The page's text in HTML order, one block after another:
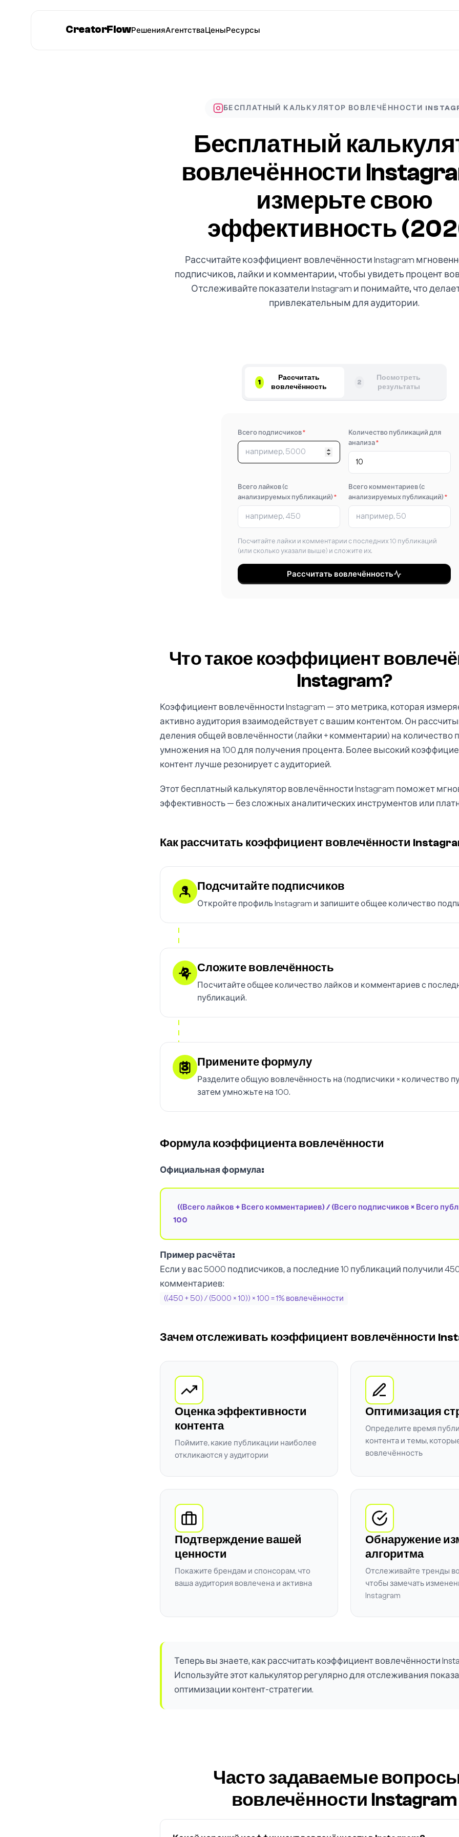
CreatorFlowРешенияАгентстваЦеныРесурсы
БЕСПЛАТНЫЙ КАЛЬКУЛЯТОР ВОВЛЕЧЁННОСТИ
Бесплатный
вовлечённости
измерьте свою
эффективность
Рассчитайте коэффициент вовлечённости Instagram
подписчиков, лайки и комментарии, чтобы увидеть процент
Отслеживайте показатели Instagram и понимайте, что
привлекательным для аудитории.
1
Рассчитать
вовлечённость
2
Посмотреть
результаты
Всего подписчиков*
Количество публикаций для
анализа*
Всего лайков (с
анализируемых публикаций) *
Всего комментариев (с
анализируемых публикаций) *
Посчитайте лайки и комментарии с последних 10 публикаций
(или сколько указали выше) и сложите их.
Рассчитать вовлечённость
Что такое коэффициент
Instagram?
Коэффициент вовлечённости Instagram — это метрика, которая
активно аудитория взаимодействует с вашим контентом. Он
деления общей вовлечённости (лайки + комментарии) на количество
умножения на 100 для получения процента. Более высокий
контент лучше резонирует с аудиторией.
Этот бесплатный калькулятор вовлечённости Instagram поможет
эффективность — без сложных аналитических инструментов или
Как рассчитать коэффициент вовлечённости
1 Подсчитайте подписчиков
Откройте профиль Instagram и запишите общее количество
2 Сложите вовлечённость
Посчитайте общее количество лайков и комментариев с
публикаций.
3 Примените формулу
Разделите общую вовлечённость на (подписчики × количество
затем умножьте на 100.
Формула коэффициента вовлечённости
Официальная формула:
((Всего лайков + Всего комментариев) / (Всего подписчиков × Всего
100
Пример расчёта:
Если у вас 5000 подписчиков, а последние 10 публикаций получили
комментариев:
((450 + 50) / (5000 × 10)) × 100 = 1% вовлечённости
Зачем отслеживать коэффициент вовлечённости
Оценка эффективности
контента
Поймите, какие публикации наиболее
откликаются у аудитории
Оптимизация
Определите время
контента и темы,
вовлечённость
Подтверждение вашей
ценности
Покажите брендам и спонсорам, что
ваша аудитория вовлечена и активна
Обнаружение
алгоритма
Отслеживайте тренды
чтобы замечать
Instagram
Теперь вы знаете, как рассчитать коэффициент вовлечённости
Используйте этот калькулятор регулярно для отслеживания
оптимизации контент-стратегии.
Часто задаваемые
вовлечённости Instagram